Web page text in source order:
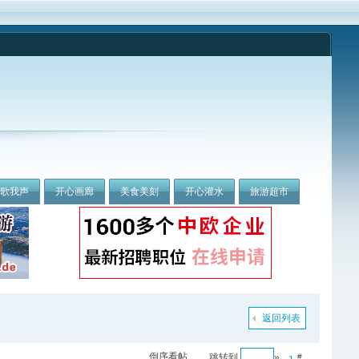
我声 开心画廊 美食美刻 开心灌水 旅游超市
返回列表
#
倒序看帖